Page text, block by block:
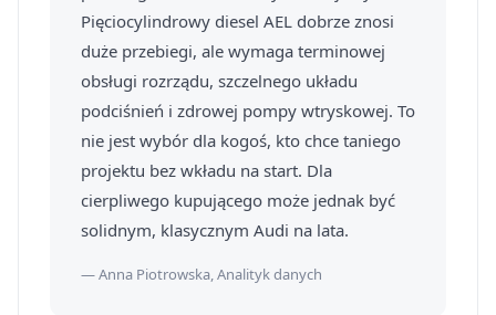
Pięciocylindrowy diesel AEL dobrze znosi
duże przebiegi, ale wymaga terminowej
obsługi rozrządu, szczelnego układu
podciśnień i zdrowej pompy wtryskowej. To
nie jest wybór dla kogoś, kto chce taniego
projektu bez wkładu na start. Dla
cierpliwego kupującego może jednak być
solidnym, klasycznym Audi na lata.
— Anna Piotrowska, Analityk danych